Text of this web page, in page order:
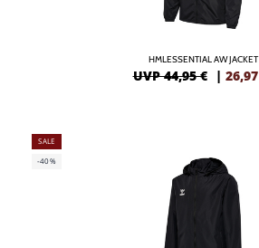
HMLESSENTIAL AW JACKET
UVP 44,95 € | 26,97
SALE
-40%